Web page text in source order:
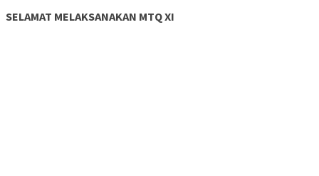
SELAMAT MELAKSANAKAN MTQ XI